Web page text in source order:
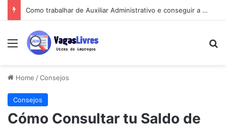
Como trabalhar de Auxiliar Administrativo e conseguir a primeira vaga rápido
Menu
Home /Consejos
Consejos
Cómo Consultar tu Saldo de